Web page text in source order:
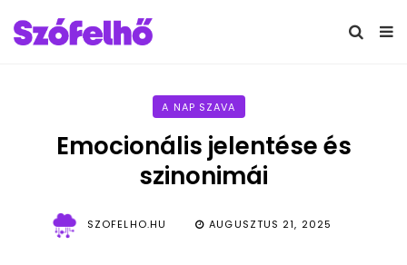
A NAP SZAVA
Emocionális jelentése és
szinonimái
SZOFELHO.HU AUGUSZTUS 21, 2025